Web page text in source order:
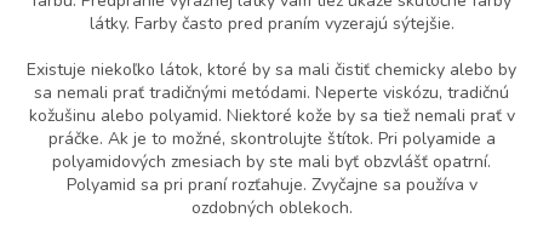
látky. Farby často pred praním vyzerajú sýtejšie.
Existuje niekoľko látok, ktoré by sa mali čistiť chemicky alebo by
sa nemali prať tradičnými metódami. Neperte viskózu, tradičnú
kožušinu alebo polyamid. Niektoré kože by sa tiež nemali prať v
práčke. Ak je to možné, skontrolujte štítok. Pri polyamide a
polyamidových zmesiach by ste mali byť obzvlášť opatrní.
Polyamid sa pri praní rozťahuje. Zvyčajne sa používa v
ozdobných oblekoch.